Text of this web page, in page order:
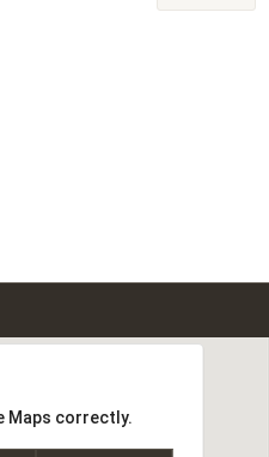
Maps correctly.